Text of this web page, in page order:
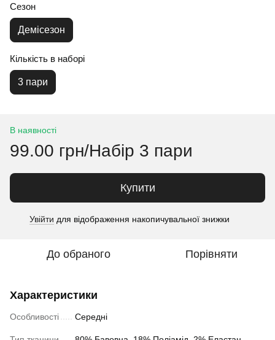
Сезон
Демісезон
Кількість в наборі
3 пари
В наявності
99.00 грн/Набір 3 пари
Купити
Увійти для відображення накопичувальної знижки
До обраного Порівняти
Характеристики
Особливості Середні